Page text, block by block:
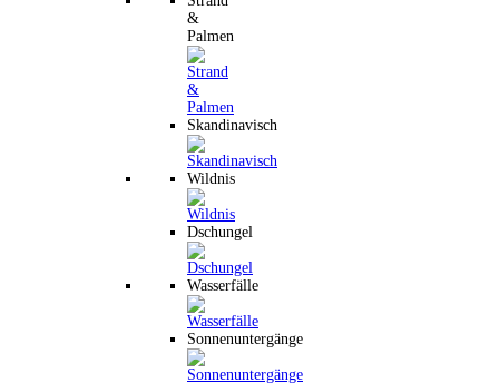
&
Palmen
Skandinavisch
Wildnis
Dschungel
Wasserfälle
Sonnenuntergänge